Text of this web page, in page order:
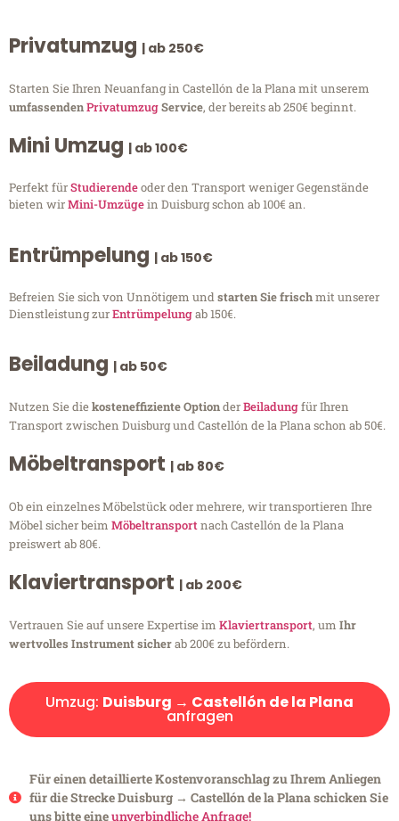
Privatumzug | ab 250€
Starten Sie Ihren Neuanfang in Castellón de la Plana mit unserem
umfassendenPrivatumzugService, der bereits ab 250€ beginnt.
Mini Umzug | ab 100€
Perfekt fürStudierendeoder den Transport weniger Gegenstände
bieten wirMini-Umzügein Duisburg schon ab 100€ an.
Entrümpelung | ab 150€
Befreien Sie sich von Unnötigem undstarten Sie frischmit unserer
Dienstleistung zurEntrümpelungab 150€.
Beiladung | ab 50€
Nutzen Sie diekosteneffiziente OptionderBeiladungfür Ihren
Transport zwischen Duisburg und Castellón de la Plana schon ab 50€.
Möbeltransport | ab 80€
Ob ein einzelnes Möbelstück oder mehrere, wir transportieren Ihre
Möbel sicher beim Möbeltransportnach Castellón de la Plana
preiswert ab 80€.
Klaviertransport | ab 200€
Vertrauen Sie auf unsere Expertise im Klaviertransport, um Ihr
wertvolles Instrument sicherab 200€ zu befördern.
Umzug: Duisburg → Castellón de la Plana
anfragen
Für einen detaillierte Kostenvoranschlag zu Ihrem Anliegen
für die Strecke Duisburg → Castellón de la Plana schicken Sie
uns bitte eineunverbindliche Anfrage!